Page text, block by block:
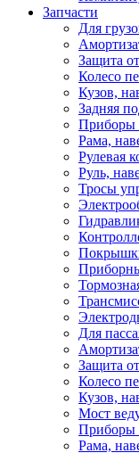
Запчасти
Для
Защита
Колесо
Кузов,
Задняя
Приборы
Рама,
Рулевая
Руль,
Тросы
Для
Защита
Колесо
Кузов,
Мост
Приборы
Рама,